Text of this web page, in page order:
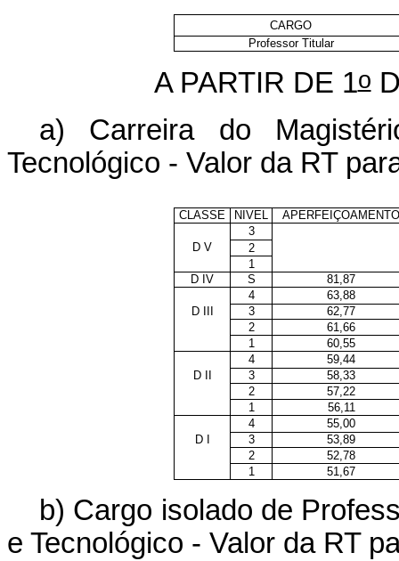
CARGO
Professor Titular
A PARTIR DE 1o
a) Carreira do
Tecnológico - Valor da RT
CLASSE NIVEL
APERFEIÇOAMENTO
3
D V
2
1
D IV
S
81,87
4
63,88
D III
3
62,77
2
61,66
1
60,55
4
59,44
D II
3
58,33
2
57,22
1
56,11
4
55,00
D I
3
53,89
2
52,78
1
51,67
b) Cargo isolado de
e Tecnológico - Valor da RT